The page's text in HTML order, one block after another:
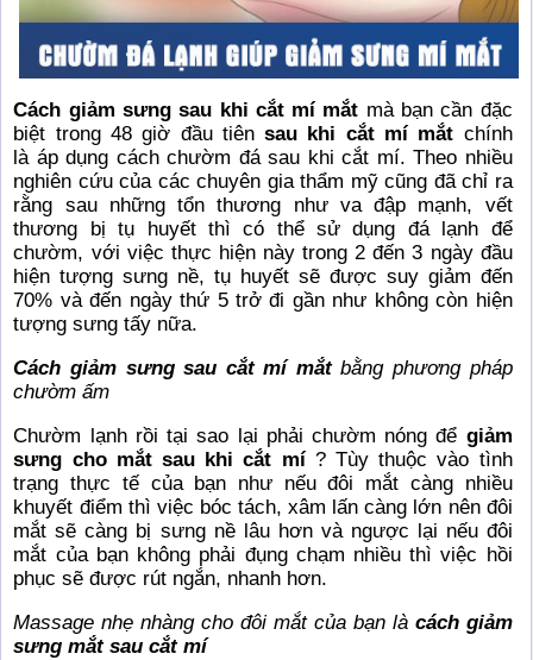
Cách giảm sưng sau khi cắt mí mắt mà bạn cần đặc
biệt trong 48 giờ đầu tiênsau khi cắt mí mắt chính
là áp dụng cách chườm đá sau khi cắt mí. Theo nhiều
nghiên cứu của các chuyên gia thẩm mỹ cũng đã chỉ ra
rằng sau những tổn thương như va đập mạnh, vết
thương bị tụ huyết thì có thể sử dụng đá lạnh để
chườm, với việc thực hiện này trong 2 đến 3 ngày đầu
hiện tượng sưng nề, tụ huyết sẽ được suy giảm đến
70% và đến ngày thứ 5 trở đi gần như không còn hiện
tượng sưng tấy nữa.
Cách giảm sưng sau cắt mí mắt bằng phương pháp
chườm ấm
Chườm lạnh rồi tại sao lại phải chườm nóng để giảm
sưng cho mắt sau khi cắt mí ? Tùy thuộc vào tình
trạng thực tế của bạn như nếu đôi mắt càng nhiều
khuyết điểm thì việc bóc tách, xâm lấn càng lớn nên đôi
mắt sẽ càng bị sưng nề lâu hơn và ngược lại nếu đôi
mắt của bạn không phải đụng chạm nhiều thì việc hồi
phục sẽ được rút ngắn, nhanh hơn.
Massage nhẹ nhàng cho đôi mắt của bạn làcách giảm
sưng mắt sau cắt mí